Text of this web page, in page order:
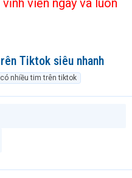
viễn ngay và luôn
Tiktok siêu nhanh
nhiều tim trên tiktok